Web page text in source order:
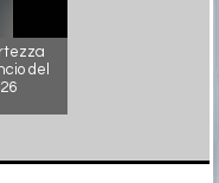
del